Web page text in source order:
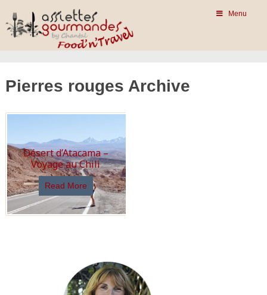
Menu
Pierres rouges Archive
Désert d’Atacama –
Voyage au Chili
Read More